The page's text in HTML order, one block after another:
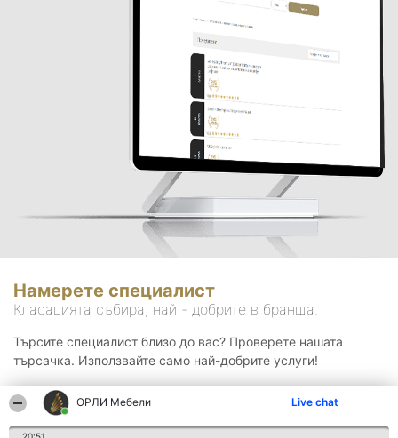
ОРЛИ Мебели Live chat
Намерете специалист
Класацията събира, най - добрите в бранша.
Търсите специалист близо до вас? Проверете нашата
търсачка. Използвайте само най-добрите услуги!